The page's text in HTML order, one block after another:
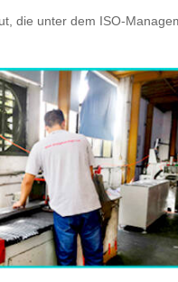
die unter dem ISO-